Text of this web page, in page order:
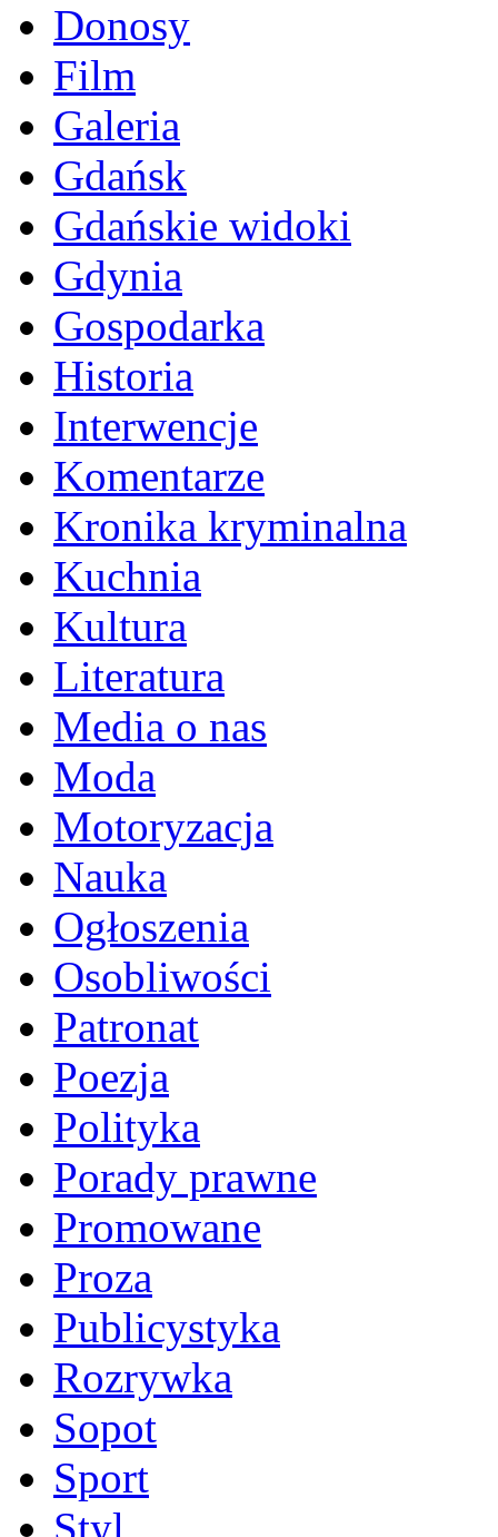
Donosy
Film
Galeria
Gdańsk
Gdańskie widoki
Gdynia
Gospodarka
Historia
Interwencje
Komentarze
Kronika kryminalna
Kuchnia
Kultura
Literatura
Media o nas
Moda
Motoryzacja
Nauka
Ogłoszenia
Osobliwości
Patronat
Poezja
Polityka
Porady prawne
Promowane
Proza
Publicystyka
Rozrywka
Sopot
Sport